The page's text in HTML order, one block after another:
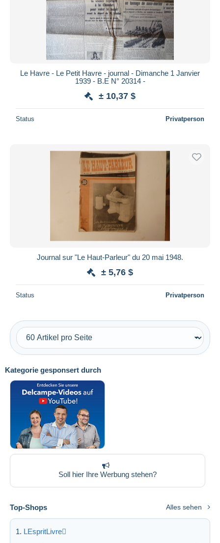
Kategorie gesponsert durch
Soll hier Ihre Werbung stehen?
Top-Shops Alles sehen
LEspritLivre
Le Havre - Le Petit Havre - journal - Dimanche 1 Janvier
1939 - B.E N° 20314 -
± 10,37 $
Status Privatperson
Journal sur "Le Haut-Parleur" du 20 mai 1948.
± 5,76 $
Status Privatperson